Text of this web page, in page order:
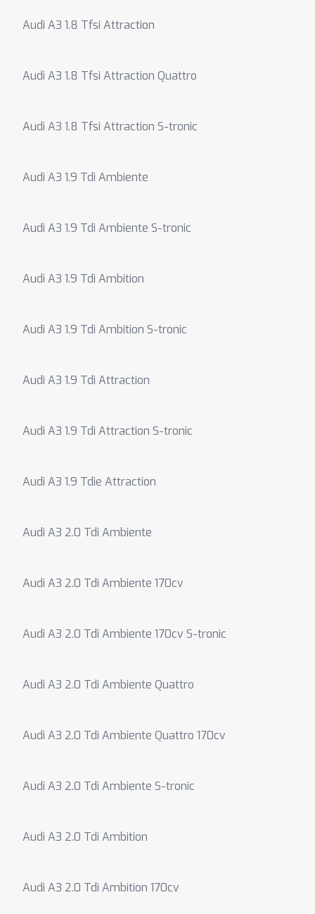
Audi A3 1.8 Tfsi Attraction
Audi A3 1.8 Tfsi Attraction Quattro
Audi A3 1.8 Tfsi Attraction S-tronic
Audi A3 1.9 Tdi Ambiente
Audi A3 1.9 Tdi Ambiente S-tronic
Audi A3 1.9 Tdi Ambition
Audi A3 1.9 Tdi Ambition S-tronic
Audi A3 1.9 Tdi Attraction
Audi A3 1.9 Tdi Attraction S-tronic
Audi A3 1.9 Tdie Attraction
Audi A3 2.0 Tdi Ambiente
Audi A3 2.0 Tdi Ambiente 170cv
Audi A3 2.0 Tdi Ambiente 170cv S-tronic
Audi A3 2.0 Tdi Ambiente Quattro
Audi A3 2.0 Tdi Ambiente Quattro 170cv
Audi A3 2.0 Tdi Ambiente S-tronic
Audi A3 2.0 Tdi Ambition
Audi A3 2.0 Tdi Ambition 170cv